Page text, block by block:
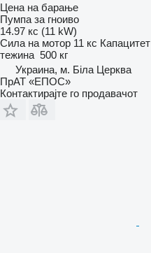
Цена на барање
Пумпа за гноиво
14.97 кс (11 kW)
Сила на мотор 11 кс Капацитет
тежина 500 кг
Украина, м. Біла Церква
ПрАТ «ЕПОС»
Контактирајте го продавачот